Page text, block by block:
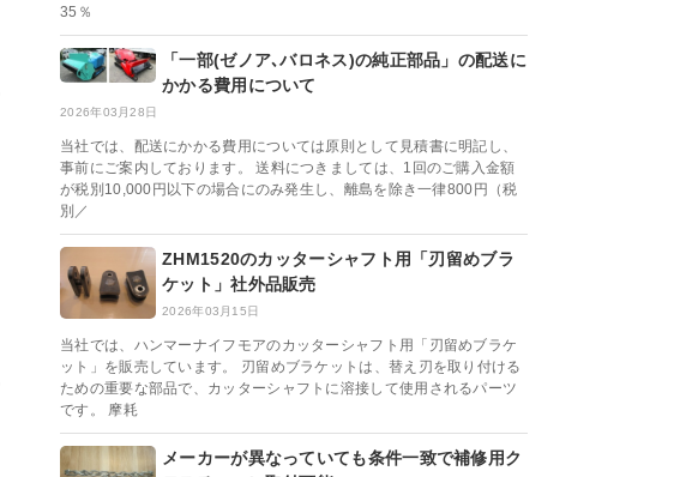
35％
「一部(ゼノア､バロネス)の純正部品」の配送に
かかる費用について
2026年03月28日
当社では、配送にかかる費用については原則として見積書に明記し、
事前にご案内しております。 送料につきましては、1回のご購入金額
が税別10,000円以下の場合にのみ発生し、離島を除き一律800円（税
別／
ZHM1520のカッターシャフト用「刃留めブラ
ケット」社外品販売
2026年03月15日
当社では、ハンマーナイフモアのカッターシャフト用「刃留めブラケ
ット」を販売しています。 刃留めブラケットは、替え刃を取り付ける
ための重要な部品で、カッターシャフトに溶接して使用されるパーツ
です。 摩耗
メーカーが異なっていても条件一致で補修用ク